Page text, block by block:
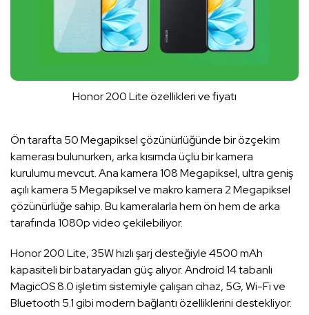
Honor 200 Lite özellikleri ve fiyatı
Ön tarafta 50 Megapiksel çözünürlüğünde bir özçekim
kamerası bulunurken, arka kısımda üçlü bir kamera
kurulumu mevcut. Ana kamera 108 Megapiksel, ultra geniş
açılı kamera 5 Megapiksel ve makro kamera 2 Megapiksel
çözünürlüğe sahip. Bu kameralarla hem ön hem de arka
tarafında 1080p video çekilebiliyor.
Honor 200 Lite, 35W hızlı şarj desteğiyle 4500 mAh
kapasiteli bir bataryadan güç alıyor. Android 14 tabanlı
MagicOS 8.0 işletim sistemiyle çalışan cihaz, 5G, Wi-Fi ve
Bluetooth 5.1 gibi modern bağlantı özelliklerini destekliyor.